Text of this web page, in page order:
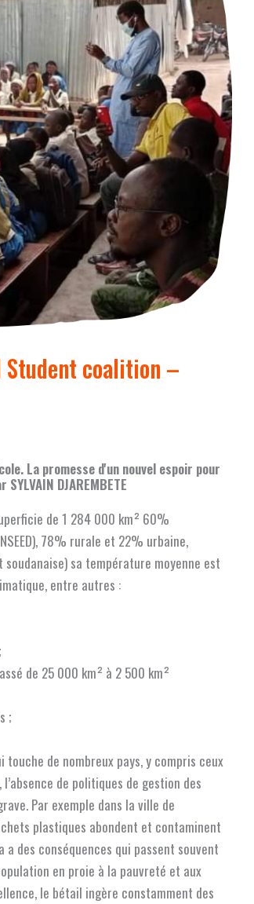
Student coalition –
La promesse d'un nouvel espoir pour
DJAREMBETE
de 1 284 000 km² 60%
78% rurale et 22% urbaine,
sa température moyenne est
entre autres :
de 25 000 km² à 2 500 km²
;
de nombreux pays, y compris ceux
de politiques de gestion des
Par exemple dans la ville de
plastiques abondent et contaminent
des conséquences qui passent souvent
en proie à la pauvreté et aux
le bétail ingère constamment des